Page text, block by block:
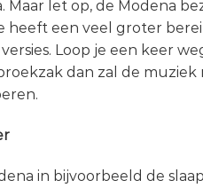
Maar let op, de Modena
heeft een veel groter
Loop je een keer
dan zal de muziek
in bijvoorbeeld de